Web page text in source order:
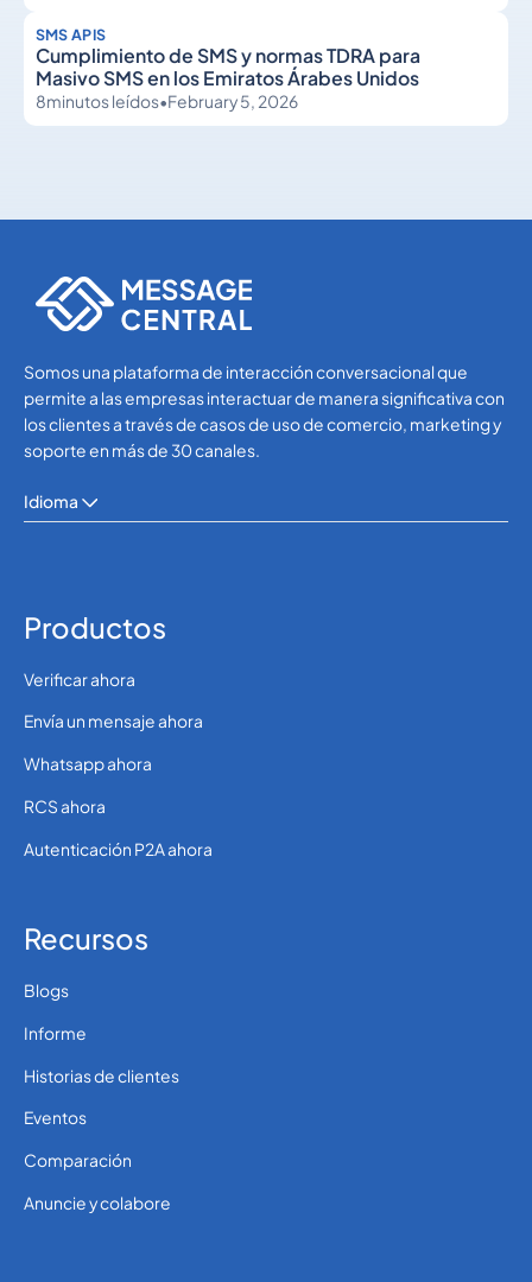
SMS APIS
Cumplimiento de SMS y normas TDRA para
Masivo SMS en los Emiratos Árabes Unidos
8minutos leídos•February 5, 2026
Somos una plataforma de interacción conversacional que
permite a las empresas interactuar de manera significativa con
los clientes a través de casos de uso de comercio, marketing y
soporte en más de 30 canales.
Idioma
Productos
Verificar ahora
Envía un mensaje ahora
Whatsapp ahora
RCS ahora
Autenticación P2A ahora
Recursos
Blogs
Informe
Historias de clientes
Eventos
Comparación
Anuncie y colabore